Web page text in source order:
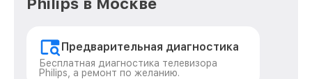
Предварительная диагностика
Бесплатная диагностика телевизора
Philips, а ремонт по желанию.